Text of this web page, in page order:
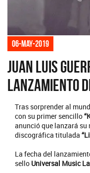
06-may-2019
Juan Luis
lanzamiento
Tras sorprender al
con su primer sencillo
anunció que lanzará
discográfica titulada
La fecha del
sello Universal Music